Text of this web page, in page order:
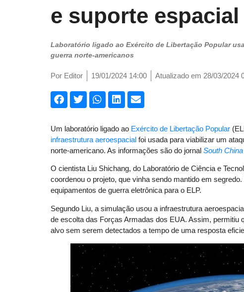
e suporte espacial
Laboratório ligado ao Exército de Libertação Popular
guerra norte-americanos
Por Editor 19/01/2024 14:00 Atualizado em 28/03/2024
Um laboratório ligado ao Exército de Libertação Popular
infraestrutura aeroespacial foi usada para viabilizar um
norte-americano. As informações são do jornal South
O cientista Liu Shichang, do Laboratório de Ciência e
coordenou o projeto, que vinha sendo mantido em
equipamentos de guerra eletrônica para o ELP.
Segundo Liu, a simulação usou a infraestrutura
de escolta das Forças Armadas dos EUA. Assim, permitiu
alvo sem serem detectados a tempo de uma resposta